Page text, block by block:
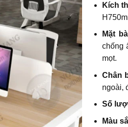
Kích
Mặt
chống
mọt.
Chân
ngoài,
Số
Màu